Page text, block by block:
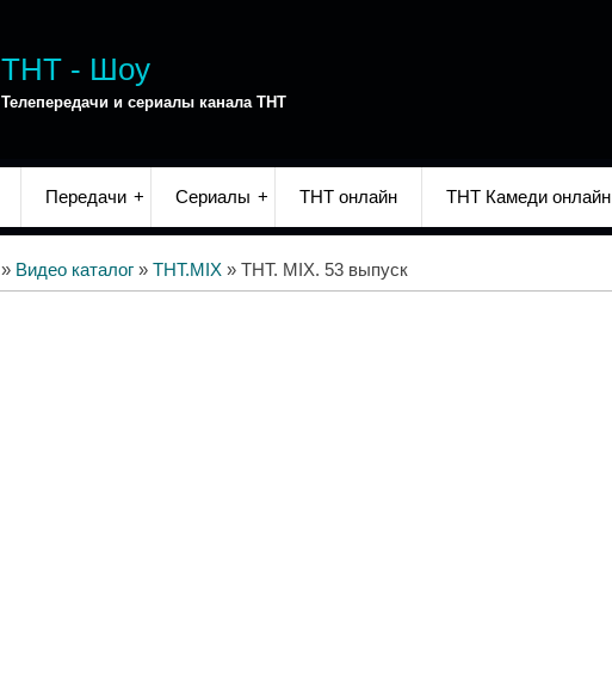
ТНТ - Шоу
Телепередачи и сериалы канала ТНТ
Передачи Сериалы ТНТ онлайн ТНТ Камеди онлайн
» Видео каталог » ТНТ.MIX » ТНТ. MIX. 53 выпуск